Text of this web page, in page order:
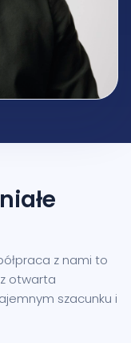
z nami to
otwarta
szacunku i